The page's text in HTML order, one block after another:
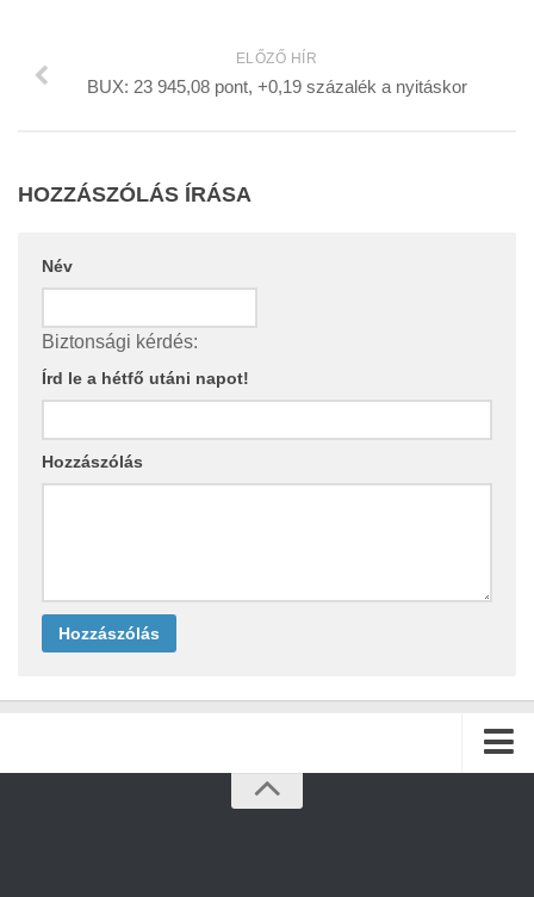
ELŐZŐ HÍR
BUX: 23 945,08 pont, +0,19 százalék a nyitáskor
HOZZÁSZÓLÁS ÍRÁSA
Név
Biztonsági kérdés:
Írd le a hétfő utáni napot!
Hozzászólás